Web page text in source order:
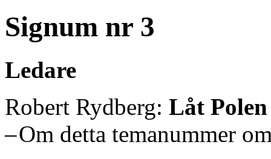
Signum nr 3
Ledare
Robert Rydberg: Låt
– Om detta temanummer